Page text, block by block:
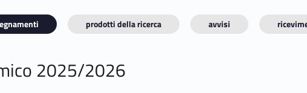
prodotti della ricerca avvisi
2025/2026